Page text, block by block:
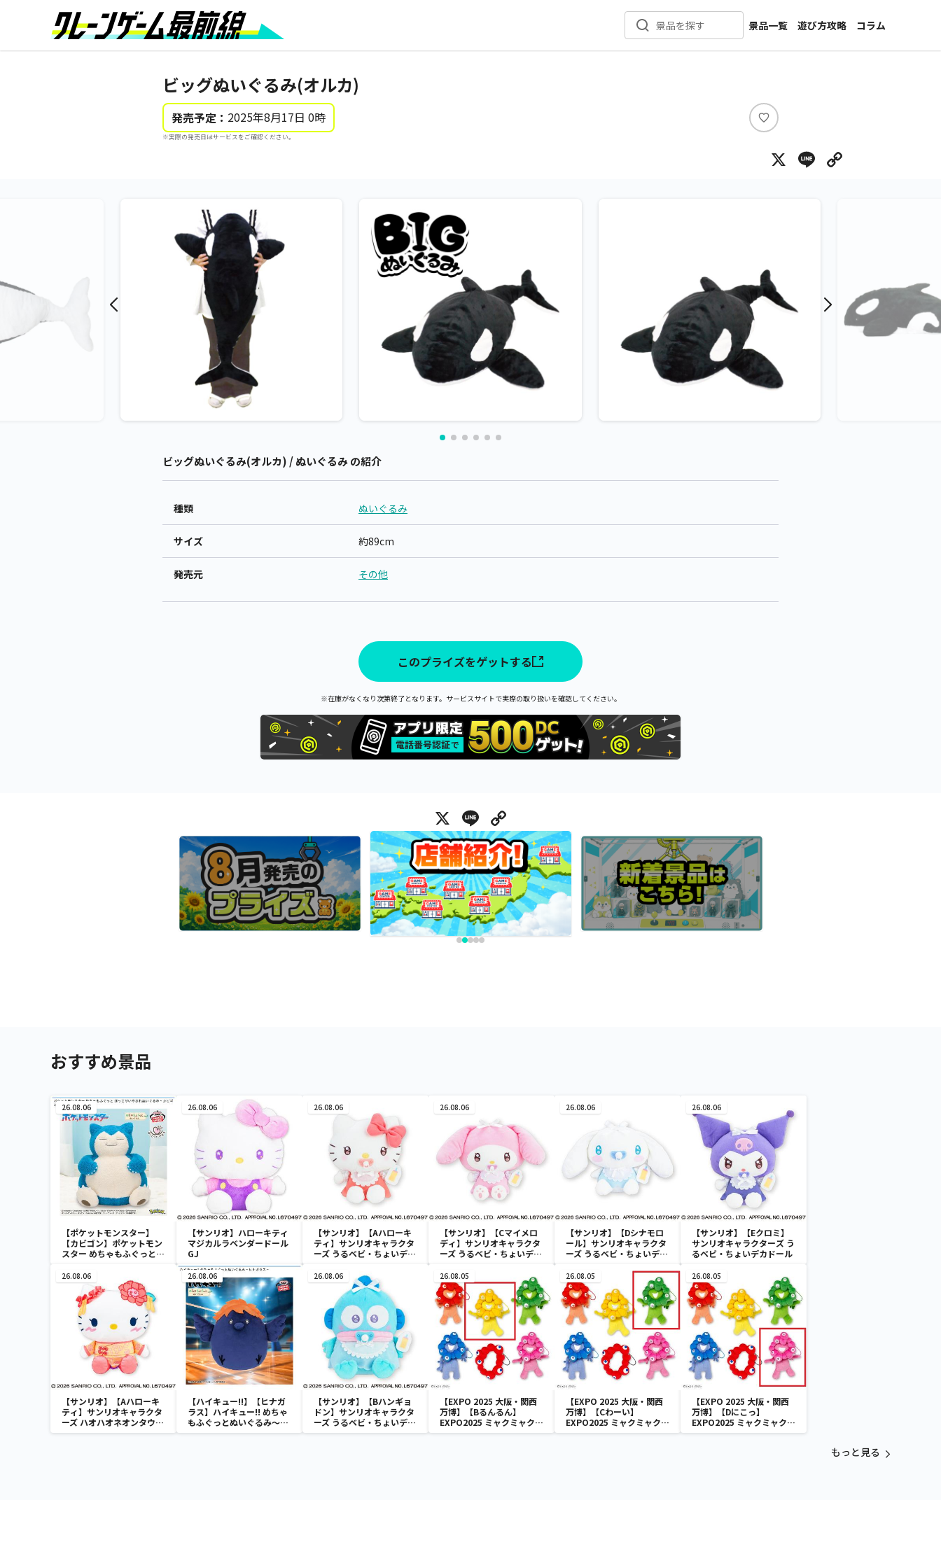
景品を探す
景品一覧
新着景品
メーカー一覧
遊び方攻略
コラム
インタビュー
ビッグぬいぐるみ(オルカ)
発売予定： 2025年8月17日 0時
※実際の発売日はサービスをご確認ください。
い
ね
X Line
ビッグぬいぐるみ(オルカ) / ぬいぐるみ の紹介
種類 ぬいぐるみ
サイズ 約89cm
発売元 その他
このプライズをゲットする
※在庫がなくなり次第終了となります。サービスサイトで実際の取り扱いを確認してください。
X Line
おすすめ景品
26.08.06
【ポケットモンスター】
【カビゴン】ポケットモン
スター めちゃもふぐっと
み～カビゴン～
26.08.06
【サンリオ】ハローキティ
マジカルラベンダードール
GJ
26.08.06
【サンリオ】【Aハローキ
ティ】サンリオキャラクタ
ーズ うるベビ・ちょいデカ
26.08.06
【サンリオ】【Cマイメロ
ディ】サンリオキャラクタ
ーズ うるベビ・ちょいデカ
26.08.06
【サンリオ】【Dシナモロ
ール】サンリオキャラクタ
ーズ うるベビ・ちょいデカ
26.08.06
【サンリオ】【Eクロミ】
サンリオキャラクターズ う
るベビ・ちょいデカドール
26.08.06
【サンリオ】【Aハローキ
ティ】サンリオキャラクタ
ーズ ハオハオネオンタウン
ドールBIGタイプ1
26.08.06
【ハイキュー!!】【ヒナガ
ラス】ハイキュー!! めちゃ
もふぐっとぬいぐるみ～ヒ
ナガラス～
26.08.06
【サンリオ】【Bハンギョ
ドン】サンリオキャラクタ
ーズ うるベビ・ちょいデカ
ドール
26.08.05
【EXPO 2025 大阪・関西
万博】【Bるんるん】
EXPO2025 ミャクミャク
カラフルゴム紐付きぬいぐ
26.08.05
【EXPO 2025 大阪・関西
万博】【Cわーい】
EXPO2025 ミャクミャク
カラフルゴム紐付きぬいぐ
26.08.05
【EXPO 2025 大阪・関西
万博】【Dにこっ】
EXPO2025 ミャクミャク
カラフルゴム紐付きぬいぐ
もっと見る